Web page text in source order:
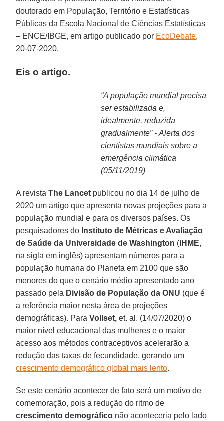
doutorado em População, Território e Estatísticas
Públicas da Escola Nacional de Ciências Estatísticas
– ENCE/IBGE, em artigo publicado por EcoDebate,
20-07-2020.
Eis o artigo.
“A população mundial precisa
ser estabilizada e,
idealmente, reduzida
gradualmente” -Alerta dos
cientistas mundiais sobre a
emergência climática
(05/11/2019)
A revistaThe Lancet publicou no dia 14 de julho de
2020 um artigo que apresenta novas projeções para a
população mundial e para os diversos países. Os
pesquisadores do Instituto de Métricas e Avaliação
de Saúde da Universidade de Washington ( IHME,
na sigla em inglês) apresentam números para a
população humana do Planeta em 2100 que são
menores do que o cenário médio apresentado ano
passado pela Divisão de População da ONU (que é
a referência maior nesta área de projeções
demográficas). ParaVollset, et. al. (14/07/2020) o
maior nível educacional das mulheres e o maior
acesso aos métodos contraceptivos acelerarão a
redução das taxas de fecundidade, gerando um
crescimento demográfico global mais lento.
Se este cenário acontecer de fato será um motivo de
comemoração, pois a redução do ritmo de
crescimento demográfico não aconteceria pelo lado